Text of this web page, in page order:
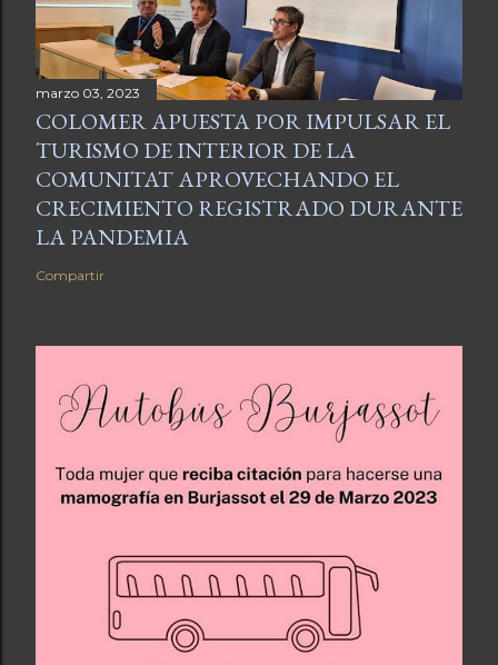
marzo 03, 2023
COLOMER APUESTA POR IMPULSAR EL
TURISMO DE INTERIOR DE LA
COMUNITAT APROVECHANDO EL
CRECIMIENTO REGISTRADO DURANTE
LA PANDEMIA
Compartir